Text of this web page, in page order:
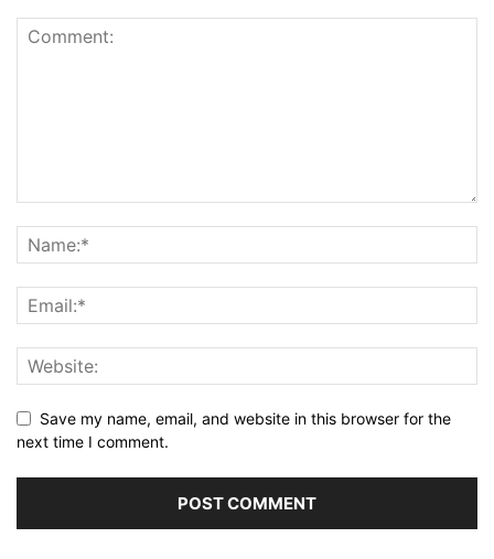
Save my name, email, and website in this browser for the
next time I comment.